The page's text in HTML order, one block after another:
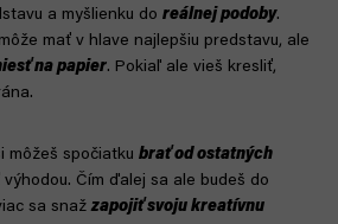
a myšlienku do reálnej podoby.
mať v hlave najlepšiu predstavu, ale
na papier. Pokiaľ ale vieš kresliť,
môžeš spočiatku brať od ostatných
Čím ďalej sa ale budeš do
sa snažzapojiť svoju kreatívnu